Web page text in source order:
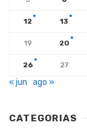
12 13
19 20
26 27
« jun ago »
CATEGORIAS